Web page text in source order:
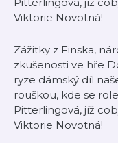
Viktorie Novotná!
Zážitky z Finska,
zkušenosti ve hře
ryze dámský díl
rouškou, kde se
Pitterlingová, jíž
Viktorie Novotná!